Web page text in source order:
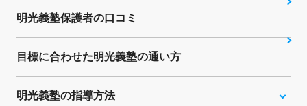
明光義塾保護者の口コミ
目標に合わせた明光義塾の通い方
明光義塾の指導方法